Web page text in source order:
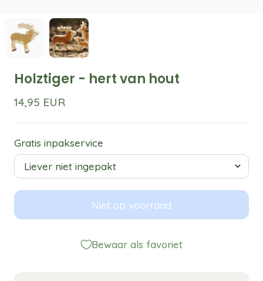
Holztiger - hert van hout
14,95 EUR
Gratis inpakservice
Niet op voorraad
Bewaar als favoriet